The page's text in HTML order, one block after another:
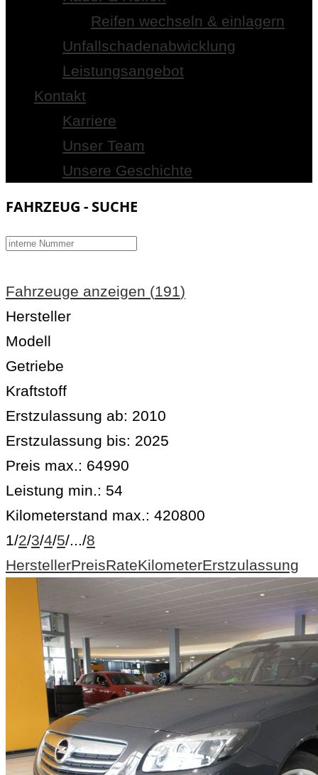
Reifen wechseln & einlagern
Unfallschadenabwicklung
Leistungsangebot
Kontakt
Karriere
Unser Team
Unsere Geschichte
FAHRZEUG - SUCHE
Fahrzeuge anzeigen (191)
Hersteller
Modell
Getriebe
Kraftstoff
Erstzulassung ab: 2010
Erstzulassung bis: 2025
Preis max.: 64990
Leistung min.: 54
Kilometerstand max.: 420800
1/2/3/4/5/.../8
HerstellerPreisRateKilometerErstzulassung